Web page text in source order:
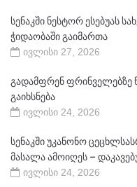
სენაკში ნესტორ ესებუას
ჭიდაობაში გაიმართა
ივლისი 27, 2026
გადამფრენ ფრინველებზე
გაიხსნება
ივლისი 24, 2026
სენაკში უკანონო
მასალა ამოიღეს –
ივლისი 24, 2026